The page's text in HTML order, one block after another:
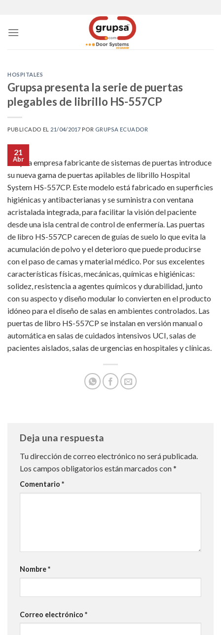
content
HOSPITALES
Grupsa presenta la serie de puertas
plegables de librillo HS-557CP
PUBLICADO EL 21/04/2017 POR GRUPSA ECUADOR
21
Abr
Grupsa empresa fabricante de sistemas de puertas introduce
su nueva gama de puertas apilables de librillo Hospital
System HS-557CP. Este modelo está fabricado en superficies
higiénicas y antibacterianas y se suministra con ventana
acristalada integrada, para facilitar la visión del paciente
desde una isla central de control de enfermería. Las puertas
de libro HS-557CP carecen de guías de suelo lo que evita la
acumulación de polvo y el deterioro que puede producirse
con el paso de camas y material médico. Por sus excelentes
características físicas, mecánicas, químicas e higiénicas:
solidez, resistencia a agentes químicos y durabilidad, junto
con su aspecto y diseño modular lo convierten en el producto
idóneo para el diseño de salas en ambientes controlados. Las
puertas de libro HS-557CP se instalan en versión manual o
automática en salas de cuidados intensivos UCI, salas de
pacientes aislados, salas de urgencias en hospitales y clínicas.
Deja una respuesta
Tu dirección de correo electrónico no será publicada.
Los campos obligatorios están marcados con*
Comentario *
Nombre*
Correo electrónico *